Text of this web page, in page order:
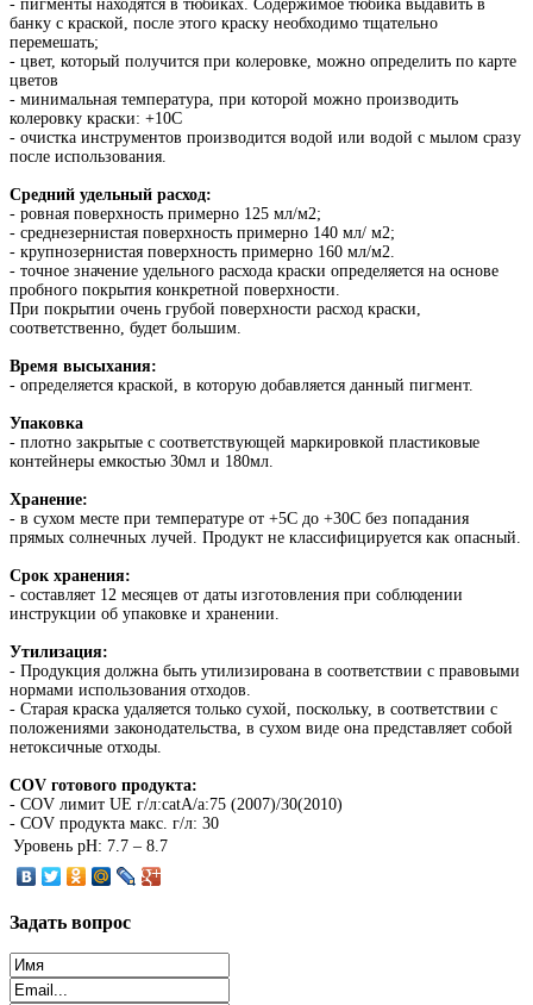
- пигменты находятся в тюбиках. Содержимое тюбика выдавить в
банку с краской, после этого краску необходимо тщательно
перемешать;
- цвет, который получится при колеровке, можно определить по карте
цветов
- минимальная температура, при которой можно производить
колеровку краски: +10С
- очистка инструментов производится водой или водой с мылом сразу
после использования.
Средний удельный расход:
- ровная поверхность примерно 125 мл/м2;
- среднезернистая поверхность примерно 140 мл/ м2;
- крупнозернистая поверхность примерно 160 мл/м2.
- точное значение удельного расхода краски определяется на основе
пробного покрытия конкретной поверхности.
При покрытии очень грубой поверхности расход краски,
соответственно, будет большим.
Время высыхания:
- определяется краской, в которую добавляется данный пигмент.
Упаковка
- плотно закрытые с соответствующей маркировкой пластиковые
контейнеры емкостью 30мл и 180мл.
Хранение:
- в сухом месте при температуре от +5C до +30C без попадания
прямых солнечных лучей. Продукт не классифицируется как опасный.
Срок хранения:
- составляет 12 месяцев от даты изготовления при соблюдении
инструкции об упаковке и хранении.
Утилизация:
- Продукция должна быть утилизирована в соответствии с правовыми
нормами использования отходов.
- Старая краска удаляется только сухой, поскольку, в соответствии с
положениями законодательства, в сухом виде она представляет собой
нетоксичные отходы.
COV готового продукта:
- COV лимит UE г/л:catA/a:75 (2007)/30(2010)
- COV продукта макс. г/л: 30
Уровень pH: 7.7 – 8.7
Задать вопрос